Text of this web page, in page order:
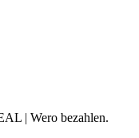
| Wero bezahlen.